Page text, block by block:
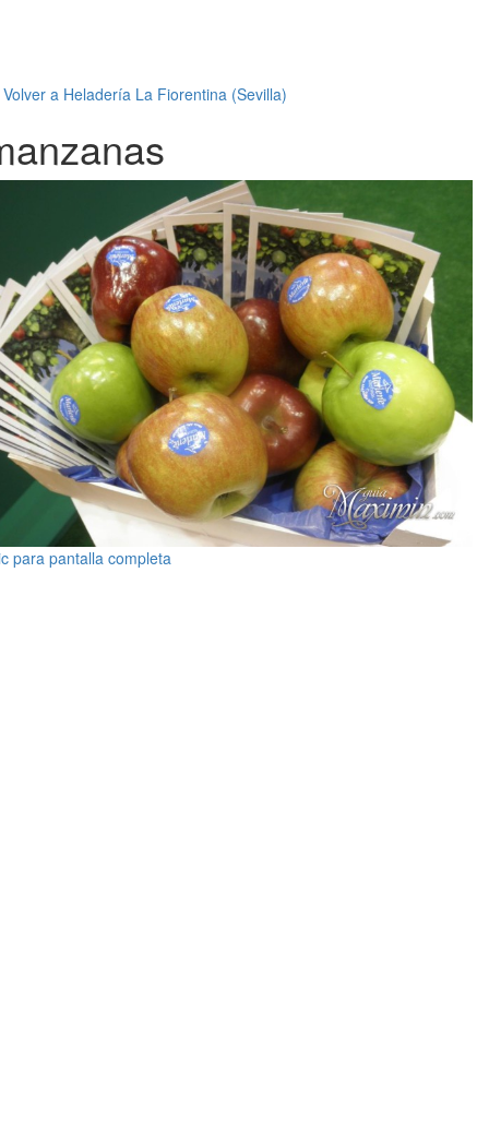
Volver a Heladería La Fiorentina (Sevilla)
para pantalla completa